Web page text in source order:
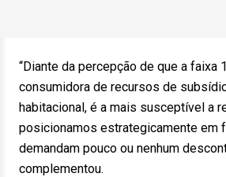
“Diante da percepção de que a faixa
consumidora de recursos de
habitacional, é a mais susceptível a
posicionamos estrategicamente em
demandam pouco ou nenhum
complementou.